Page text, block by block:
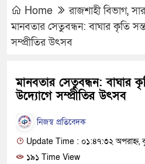
Home রাজশাহী বিভাগ,
মানবতার সেতুবন্ধন: বাঘার কৃতি
সম্প্রীতির উৎসব
মানবতার সেতুবন্ধন: বাঘার
উদ্যোগে সম্প্রীতির উৎসব
নিজস্ব প্রতিবেদক
Update Time : ০১:৪৭:৩২ অপরাহ্ন,
১৯১ Time View